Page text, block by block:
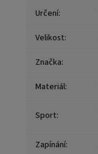
Určení:
Velikost:
Značka:
Materiál:
Sport:
Zapínání: